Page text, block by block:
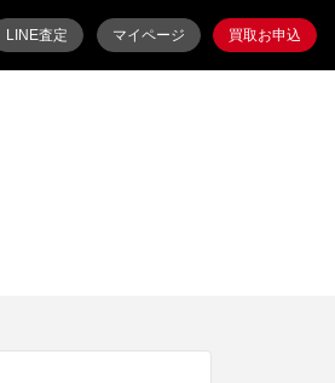
LINE査定 マイページ 買取お申込